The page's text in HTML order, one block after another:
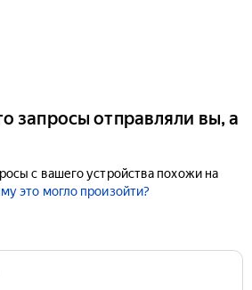
запросы отправляли вы, а
с вашего устройства похожи на
это могло произойти?